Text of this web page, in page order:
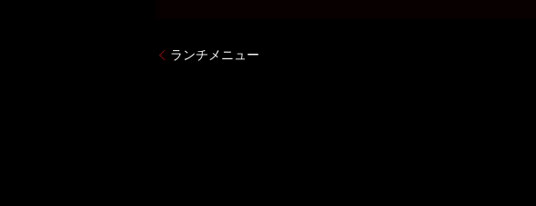
ランチメニュー